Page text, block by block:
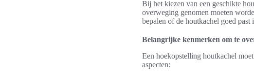
Bij het kiezen van een geschikte
overweging genomen moeten
bepalen of de houtkachel goed past
Belangrijke kenmerken om te
Een hoekopstelling houtkachel
aspecten: